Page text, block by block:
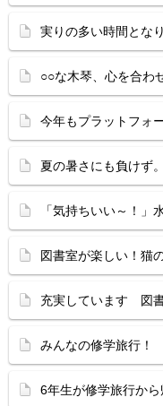
実りの多い時間とな
○○な木琴、心を合わ
今年もプラットフォ
夏の暑さにも負けず。
「気持ちいい～！」
図書室が楽しい！猫
充実しています 図
みんなの修学旅行！
6年生が修学旅行から